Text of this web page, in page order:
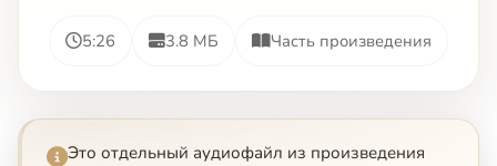
5:26 3.8 МБ Часть произведения
Это отдельный аудиофайл из произведения